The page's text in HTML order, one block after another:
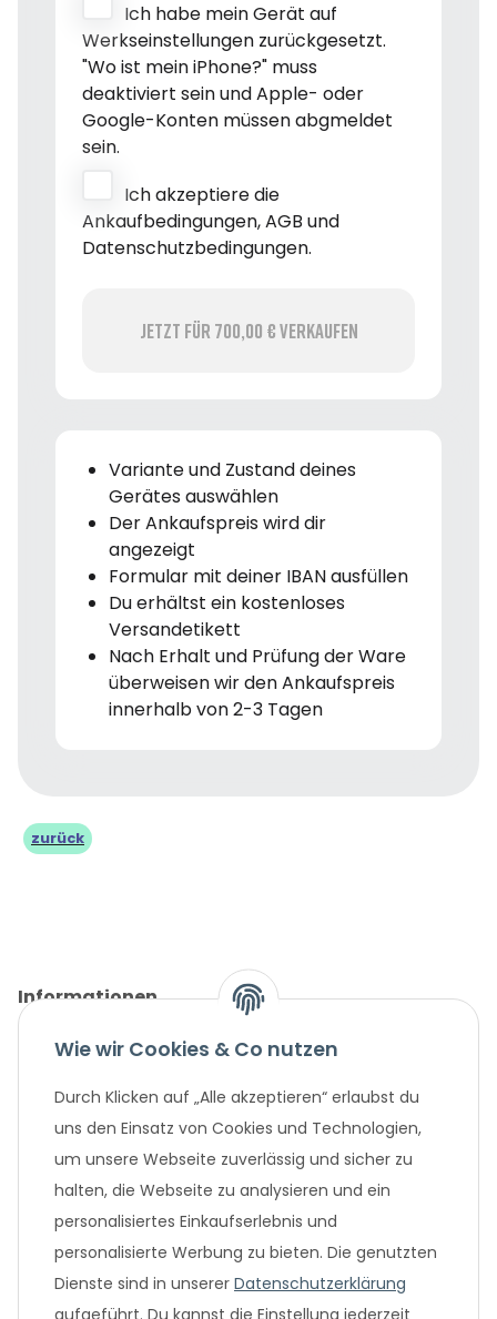
Ich habe mein Gerät auf
Werkseinstellungen zurückgesetzt.
"Wo ist mein iPhone?" muss
deaktiviert sein und Apple- oder
Google-Konten müssen abgmeldet
sein.
Ich akzeptiere die
Ankaufbedingungen, AGB und
Datenschutzbedingungen.
Jetzt für 700,00 € verkaufen
Variante und Zustand deines
Gerätes auswählen
Der Ankaufspreis wird dir
angezeigt
Formular mit deiner IBAN ausfüllen
Du erhältst ein kostenloses
Versandetikett
Nach Erhalt und Prüfung der Ware
überweisen wir den Ankaufspreis
innerhalb von 2-3 Tagen
zurück
Informationen
Gesetzliche Informationen
Unternehmen
Beliebte Angebote
Wie wir Cookies & Co nutzen
Durch Klicken auf „Alle akzeptieren“ erlaubst du
uns den Einsatz von Cookies und Technologien,
um unsere Webseite zuverlässig und sicher zu
halten, die Webseite zu analysieren und ein
personalisiertes Einkaufserlebnis und
personalisierte Werbung zu bieten. Die genutzten
Dienste sind in unserer Datenschutzerklärung
aufgeführt. Du kannst die Einstellung jederzeit